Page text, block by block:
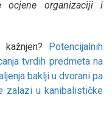
ocjene organizaciji i
Potencijalnih
tvrdih predmeta na
baklji u dvorani pa
zalazi u kanibalističke